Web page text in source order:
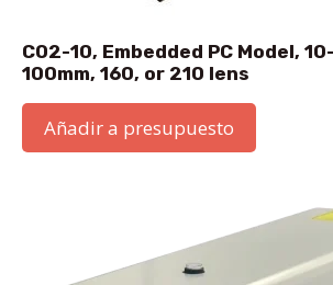
CO2-10, Embedded PC Model,
100mm, 160, or 210 lens
Añadir a presupuesto